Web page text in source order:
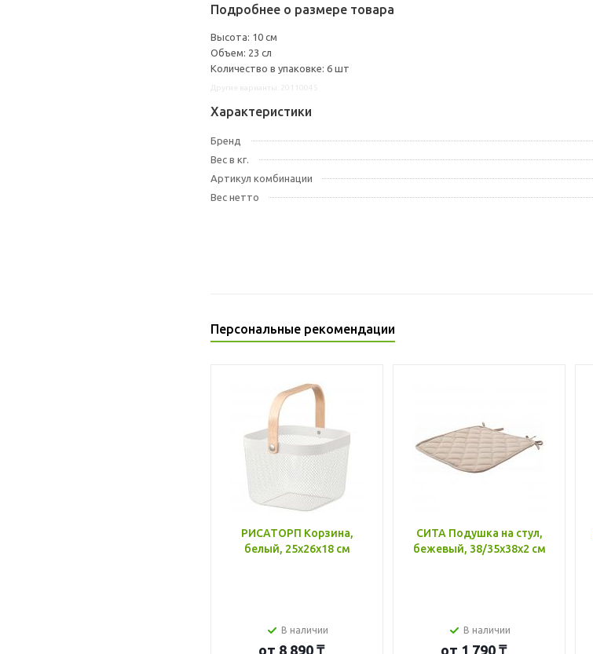
Подробнее о размере товара
Высота: 10 см
Объем: 23 сл
Количество в упаковке: 6 шт
Характеристики
Бренд
Вес в кг.
Артикул комбинации
Вес нетто
Персональные рекомендации
РИСАТОРП Корзина,
белый, 25x26x18 см
В наличии
от 8 890 ₸
СИТА Подушка на стул,
бежевый, 38/35x38x2 см
В наличии
от 1 790 ₸